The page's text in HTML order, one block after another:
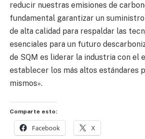
reducir nuestras emisiones de
fundamental garantizar un
de alta calidad para respaldar las
esenciales para un futuro
de SQM es liderar la industria con el
establecer los más altos estándares
mismos».
Comparte esto:
Facebook X